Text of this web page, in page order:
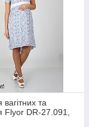
та
Flyor DR-27.091,